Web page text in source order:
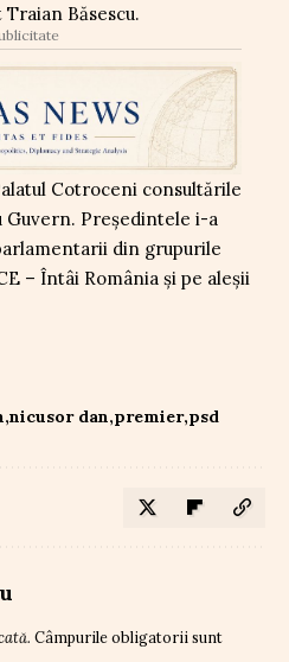
Băsescu.
Cotroceni consultările
Președintele i-a
din grupurile
– Întâi România și pe aleșii
nicusor dan premier psd
Câmpurile obligatorii sunt